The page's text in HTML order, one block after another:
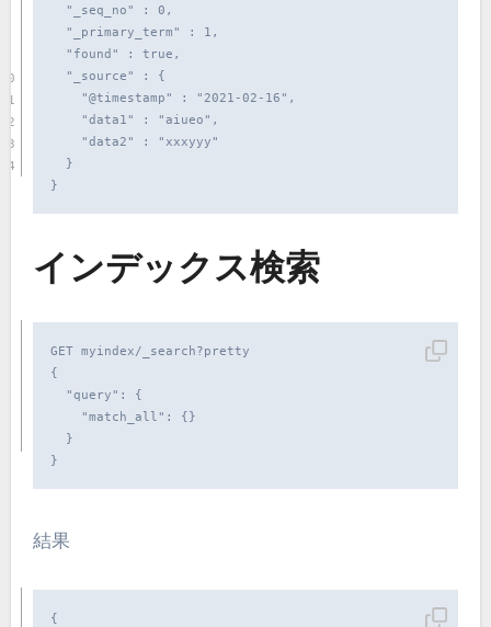
  "_seq_no" : 0,
  "_primary_term" : 1,
  "found" : true,
  "_source" : {
    "@timestamp" : "2021-02-16",
    "data1" : "aiueo",
    "data2" : "xxxyyy"
  }
インデックス検索
GET myindex/_search?pretty
{
  "query": {
    "match_all": {}
  }
}
結果
{